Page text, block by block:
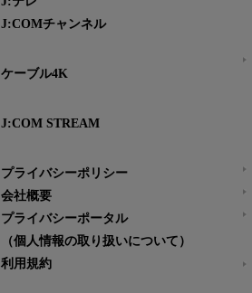
J:COMチャンネル
ケーブル4K
J:COM STREAM
プライバシーポリシー
会社概要
プライバシーポータル
（個人情報の取り扱いについて）
利用規約